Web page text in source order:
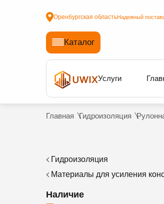
Оренбургская областьНадежный
Каталог
Услуги
Главная Гидроизоляция
Гидроизоляция
Материалы для усиления
Наличие